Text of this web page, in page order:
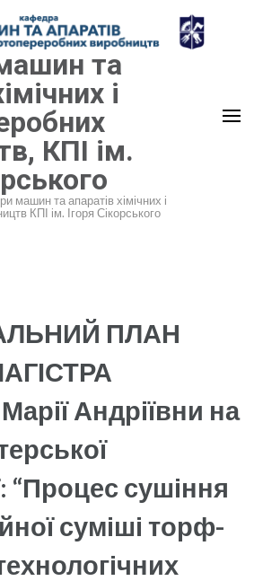
та
і
КПІ ім.
машин та апаратів хімічних і
КПІ ім. Ігоря Сікорського
ПЛАН
Андріївни на
“Процес сушіння
суміші торф-